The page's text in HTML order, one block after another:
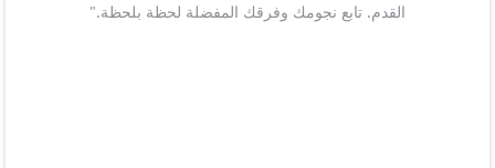
القدم. تابع نجومك وفرقك المفضلة لحظة بلحظة."